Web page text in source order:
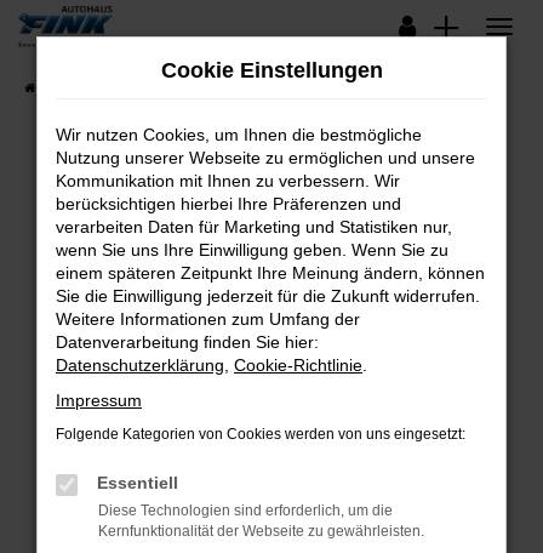
Zum
springen
Lagerfahrzeuge
Fehler: Network Error
Beim Laden ist ein Fehler aufgetreten.
Hier sind ein paar Tipps, die dir helfen können:
Überprüfe deine Firewall und deine
Internetverbindung.
Laden andere Webseiten, zum Beispiel deine
Suchmaschine?
Prüfe deine Browsererweiterungen.
können das Laden bestimmter Seiten
verhindern. Funktioniert die Seite in einem
anderen Browser oder in einem privaten
Cookie Einstellungen
Wir nutzen Cookies, um Ihnen die bestmögliche
Nutzung unserer Webseite zu ermöglichen und unsere
Kommunikation mit Ihnen zu verbessern. Wir
berücksichtigen hierbei Ihre Präferenzen und
verarbeiten Daten für Marketing und Statistiken nur,
wenn Sie uns Ihre Einwilligung geben. Wenn Sie zu
einem späteren Zeitpunkt Ihre Meinung ändern, können
Sie die Einwilligung jederzeit für die Zukunft widerrufen.
Weitere Informationen zum Umfang der
Datenverarbeitung finden Sie hier:
Datenschutzerklärung Cookie-Richtlinie
Impressum
Folgende Kategorien von Cookies werden von uns eingesetzt:
Essentiell
Diese Technologien sind erforderlich, um die
Kernfunktionalität der Webseite zu gewährleisten.